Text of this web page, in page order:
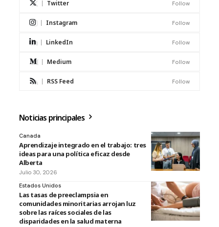
Twitter Follow
Instagram Follow
LinkedIn Follow
Medium Follow
RSS Feed Follow
Noticias principales
Canada
Aprendizaje integrado en el trabajo: tres
ideas para una política eficaz desde
Alberta
Julio 30, 2026
Estados Unidos
Las tasas de preeclampsia en
comunidades minoritarias arrojan luz
sobre las raíces sociales de las
disparidades en la salud materna